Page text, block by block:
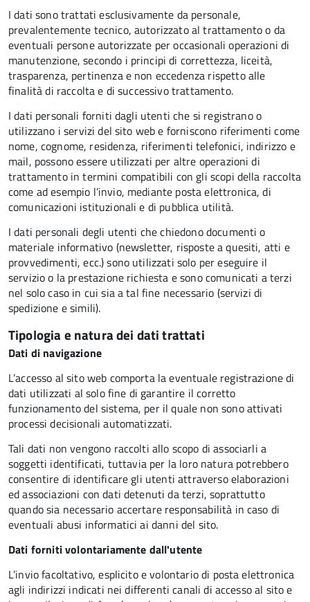
I dati sono trattati esclusivamente da personale,
prevalentemente tecnico, autorizzato al trattamento o da
eventuali persone autorizzate per occasionali operazioni di
manutenzione, secondo i principi di correttezza, liceità,
trasparenza, pertinenza e non eccedenza rispetto alle
finalità di raccolta e di successivo trattamento.
I dati personali forniti dagli utenti che si registrano o
utilizzano i servizi del sito web e forniscono riferimenti come
nome, cognome, residenza, riferimenti telefonici, indirizzo e
mail, possono essere utilizzati per altre operazioni di
trattamento in termini compatibili con gli scopi della raccolta
come ad esempio l’invio, mediante posta elettronica, di
comunicazioni istituzionali e di pubblica utilità.
I dati personali degli utenti che chiedono documenti o
materiale informativo (newsletter, risposte a quesiti, atti e
provvedimenti, ecc.) sono utilizzati solo per eseguire il
servizio o la prestazione richiesta e sono comunicati a terzi
nel solo caso in cui sia a tal fine necessario (servizi di
spedizione e simili).
Tipologia e natura dei dati trattati
Dati di navigazione
L’accesso al sito web comporta la eventuale registrazione di
dati utilizzati al solo fine di garantire il corretto
funzionamento del sistema, per il quale non sono attivati
processi decisionali automatizzati.
Tali dati non vengono raccolti allo scopo di associarli a
soggetti identificati, tuttavia per la loro natura potrebbero
consentire di identificare gli utenti attraverso elaborazioni
ed associazioni con dati detenuti da terzi, soprattutto
quando sia necessario accertare responsabilità in caso di
eventuali abusi informatici ai danni del sito.
Dati forniti volontariamente dall'utente
L’invio facoltativo, esplicito e volontario di posta elettronica
agli indirizzi indicati nei differenti canali di accesso al sito e